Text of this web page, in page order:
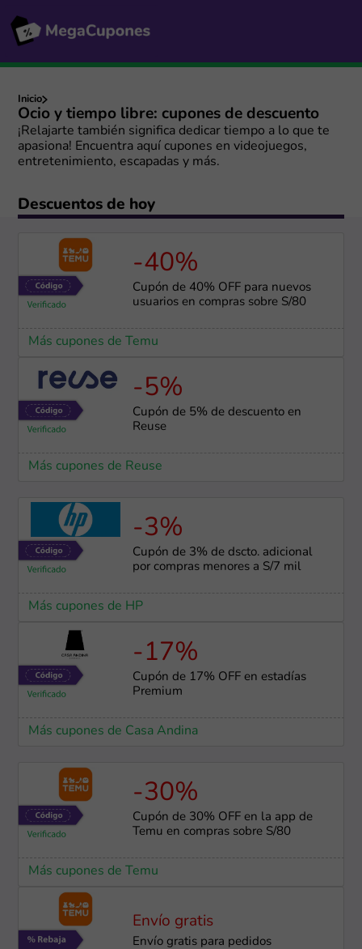
Inicio
Ocio y tiempo libre: cupones de descuento
¡Relajarte también significa dedicar tiempo a lo que te
apasiona! Encuentra aquí cupones en videojuegos,
entretenimiento, escapadas y más.
Descuentos de hoy
-40%
Cupón de 40% OFF para nuevos
usuarios en compras sobre S/80
Más cupones de Temu
-5%
Cupón de 5% de descuento en
Reuse
Más cupones de Reuse
-3%
Cupón de 3% de dscto. adicional
por compras menores a S/7 mil
Más cupones de HP
-17%
Cupón de 17% OFF en estadías
Premium
Más cupones de Casa Andina
-30%
Cupón de 30% OFF en la app de
Temu en compras sobre S/80
Más cupones de Temu
Envío gratis
Envío gratis para pedidos